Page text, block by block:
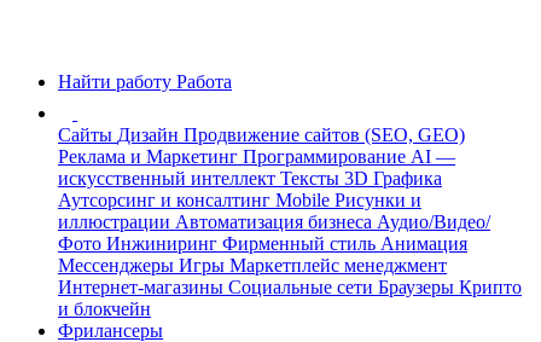
Найти работу Работа
Сайты Дизайн Продвижение сайтов (SEO, GEO)
Реклама и Маркетинг Программирование AI —
искусственный интеллект Тексты 3D Графика
Аутсорсинг и консалтинг Mobile Рисунки и
иллюстрации Автоматизация бизнеса Аудио/Видео/
Фото Инжиниринг Фирменный стиль Анимация
Мессенджеры Игры Маркетплейс менеджмент
Интернет-магазины Социальные сети Браузеры Крипто
и блокчейн
Фрилансеры